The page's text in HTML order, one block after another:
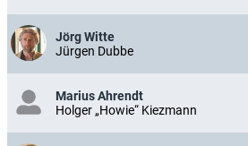
Jörg Witte
Jürgen Dubbe
Marius Ahrendt
Holger „Howie“ Kiezmann